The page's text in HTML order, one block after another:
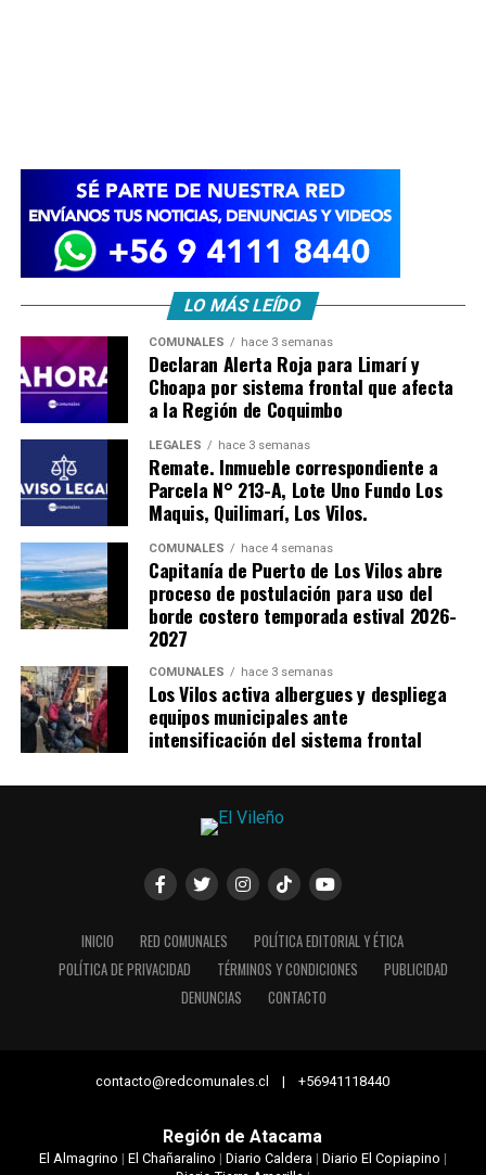
LO MÁS LEÍDO
COMUNALES hace 3 semanas
Declaran Alerta Roja para Limarí y
Choapa por sistema frontal que afecta
a la Región de Coquimbo
LEGALES hace 3 semanas
Remate. Inmueble correspondiente a
Parcela N° 213-A, Lote Uno Fundo Los
Maquis, Quilimarí, Los Vilos.
COMUNALES hace 4 semanas
Capitanía de Puerto de Los Vilos abre
proceso de postulación para uso del
borde costero temporada estival 2026-
2027
COMUNALES hace 3 semanas
Los Vilos activa albergues y despliega
equipos municipales ante
intensificación del sistema frontal
INICIO RED COMUNALES
POLÍTICA EDITORIAL Y ÉTICA
POLÍTICA DE PRIVACIDAD
TÉRMINOS Y CONDICIONES
PUBLICIDAD
DENUNCIAS
CONTACTO
contacto@redcomunales.cl | +56941118440
Región de Atacama
El Almagrino | El Chañaralino | Diario Caldera| Diario El Copiapino |